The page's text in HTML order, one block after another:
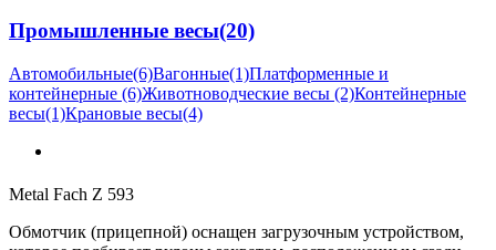
Промышленные весы(20)
Автомобильные(6)Вагонные(1)Платформенные и
контейнерные (6)Животноводческие весы (2)Контейнерные
весы(1)Крановые весы(4)
Metal Fach Z 593
Обмотчик (прицепной) оснащен загрузочным устройством,